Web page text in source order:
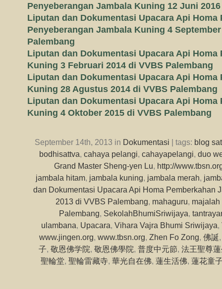
Penyeberangan Jambala Kuning 12 Juni
Liputan dan Dokumentasi Upacara Api Homa
Penyeberangan Jambala Kuning 4
Palembang
Liputan dan Dokumentasi Upacara Api Homa
Kuning 3 Februari 2014 di VVBS Palembang
Liputan dan Dokumentasi Upacara Api Homa
Kuning 28 Agustus 2014 di VVBS Palembang
Liputan dan Dokumentasi Upacara Api Homa
Kuning 4 Oktober 2015 di VVBS Palembang
September 14th, 2013 in Dokumentasi | tags: blog
bodhisattva, cahaya pelangi, cahayapelangi, duo
Grand Master Sheng-yen Lu, http://
jambala hitam, jambala kuning, jambala merah,
dan Dokumentasi Upacara Api Homa Pemberkahan
2013 di VVBS Palembang, mahaguru, majalah
Palembang, SekolahBhumiSriwijaya,
ulambana, Upacara, Vihara Vajra Bhumi Sriwijaya,
www.jingen.org, www.tbsn.org, Zhen Fo Zong, 佛誕
子, 敬恩佛学院, 敬恩佛學院, 普度中元節, 法王聖尊
聖輪堂, 聖輪雷藏寺, 華光自在佛, 蓮生活佛, 蓮花童